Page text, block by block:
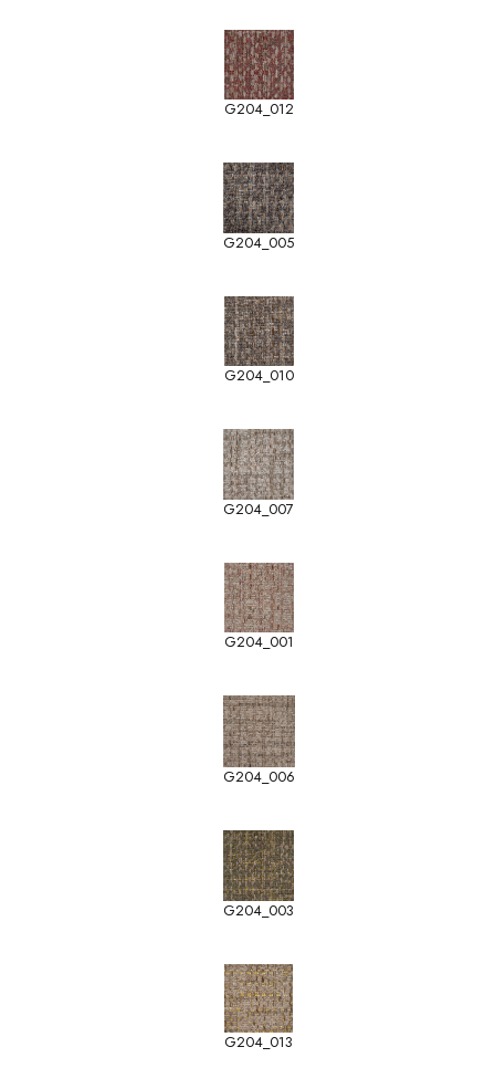
G204_012
G204_005
G204_010
G204_007
G204_001
G204_006
G204_003
G204_013